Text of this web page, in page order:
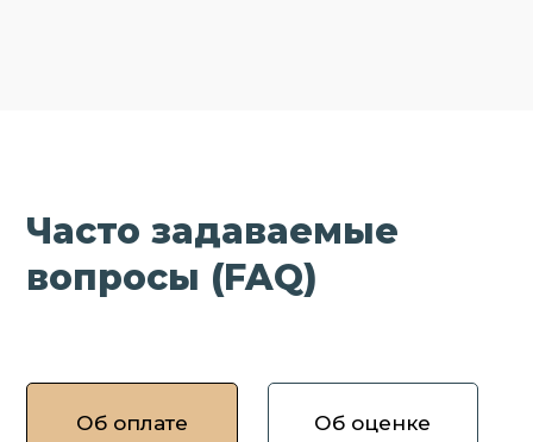
Часто задаваемые
вопросы (FAQ)
Об оплате Об оценке